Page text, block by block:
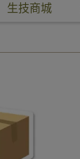
生技商城